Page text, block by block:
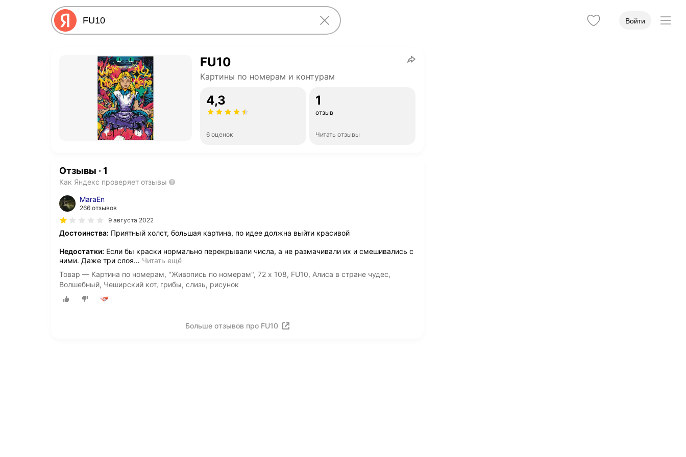
Войти
FU10
Картины по номерам и контурам
4,3
6 оценок
1
отзыв
Читать отзывы
Отзывы · 1
Как Яндекс проверяет отзывы
MaraEn
266 отзывов
9 августа 2022
Достоинства: Приятный холст, большая картина, по идее должна выйти красивой
Недостатки: Если бы краски нормально перекрывали числа, а не размачивали их и смешивались с
ними. Даже три слоя… Читать ещё
Товар — Картина по номерам, "Живопись по номерам", 72 x 108, FU10, Алиса в стране чудес,
Волшебный, Чеширский кот, грибы, слизь, рисунок
Больше отзывов про FU10